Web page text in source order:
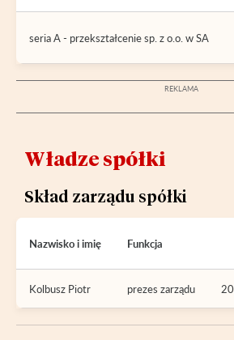
seria A - przekształcenie sp. z o.o. w SA
Władze spółki
Skład zarządu spółki
Nazwisko i imię Funkcja
Kolbusz Piotr prezes zarządu